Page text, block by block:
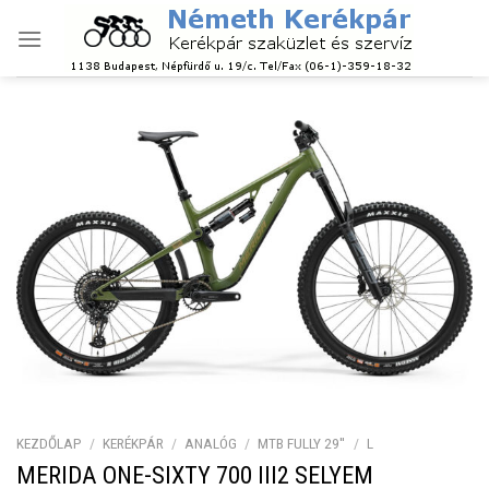
KEZDŐLAP / KERÉKPÁR / ANALÓG / MTB FULLY 29'' / L
MERIDA ONE-SIXTY 700 III2 SELYEM